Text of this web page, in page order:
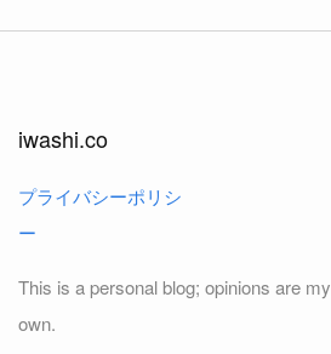
iwashi.co
プライバシーポリシ
ー
This is a personal blog; opinions are my
own.